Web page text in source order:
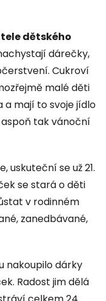
dětského
dárečky,
Cukroví
malé děti
mají to svoje jídlo
tak vánoční
uskuteční se už 21.
se stará o děti
v rodinném
zanedbávané,
nakoupilo dárky
Radost jim dělá